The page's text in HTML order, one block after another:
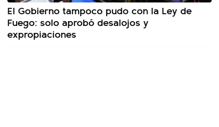
El Gobierno tampoco pudo con la Ley de
Fuego: solo aprobó desalojos y
expropiaciones